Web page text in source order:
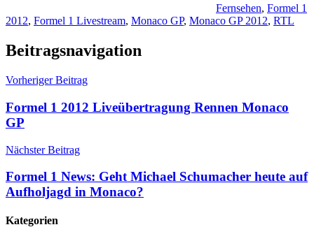
Fernsehen, Formel 1
2012, Formel 1 Livestream, Monaco GP, Monaco GP 2012, RTL
Beitragsnavigation
Vorheriger Beitrag
Formel 1 2012 Liveübertragung Rennen Monaco
GP
Nächster Beitrag
Formel 1 News: Geht Michael Schumacher heute auf
Aufholjagd in Monaco?
Kategorien